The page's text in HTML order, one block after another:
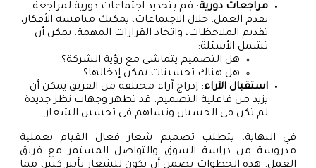
مراجعات دورية: قم بتحديد اجتماعات دورية لمراجعة
تقدم العمل. خلال الاجتماعات، يمكنك مناقشة الأفكار،
تقديم الملاحظات، واتخاذ القرارات المهمة. يمكن أن
تشمل الأسئلة:
هل التصميم يتماشى مع رؤية الشركة؟
هل هناك تحسينات يمكن إدخالها؟
استقبال الآراء: إدراج آراء مختلفة من الفريق يمكن أن
يزيد من فاعلية التصميم. قد تظهر وجهات نظر جديدة
لم تكن في الحسبان وتساهم في تحسين الشعار.
في النهاية، يتطلب تصميم شعار فعال القيام بعملية
مدروسة من دراسة السوق والتواصل المستمر مع فريق
العمل. هذه الخطوات تضمن أن يكون للشعار تأثير كبير، مما